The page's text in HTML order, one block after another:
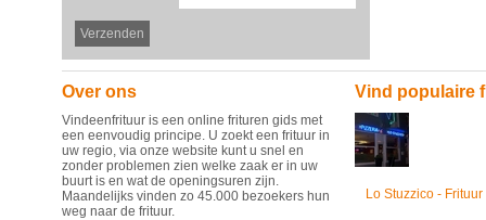
Over ons
Vindeenfrituur is een online frituren gids met
een eenvoudig principe. U zoekt een frituur in
uw regio, via onze website kunt u snel en
zonder problemen zien welke zaak er in uw
buurt is en wat de openingsuren zijn.
Maandelijks vinden zo 45.000 bezoekers hun
weg naar de frituur.
Vind populaire
Lo Stuzzico -